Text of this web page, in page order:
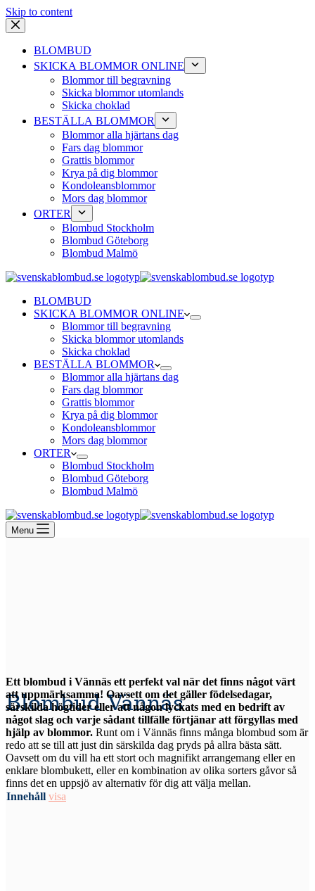
Skip to content
BLOMBUD
SKICKA BLOMMOR ONLINE
Blommor till begravning
Skicka blommor utomlands
Skicka choklad
BESTÄLLA BLOMMOR
Blommor alla hjärtans dag
Fars dag blommor
Grattis blommor
Krya på dig blommor
Kondoleansblommor
Mors dag blommor
ORTER
Blombud Stockholm
Blombud Göteborg
Blombud Malmö
BLOMBUD
SKICKA BLOMMOR ONLINE
Blommor till begravning
Skicka blommor utomlands
Skicka choklad
BESTÄLLA BLOMMOR
Blommor alla hjärtans dag
Fars dag blommor
Grattis blommor
Krya på dig blommor
Kondoleansblommor
Mors dag blommor
ORTER
Blombud Stockholm
Blombud Göteborg
Blombud Malmö
Menu
Blombud Vännäs
Ett blombud i Vännäs ett perfekt val när det finns något värt
att uppmärksamma! Oavsett om det gäller födelsedagar,
särskilda högtider eller att någon lyckats med en bedrift av
något slag och varje sådant tillfälle förtjänar att förgyllas med
hjälp av blommor.
redo att se till att just din särskilda dag pryds på allra bästa sätt.
Oavsett om du vill ha ett stort och magnifikt arrangemang eller en
enklare blombukett, eller en kombination av olika sorters gåvor så
finns det en uppsjö av alternativ för dig att välja mellan.
Innehåll visa